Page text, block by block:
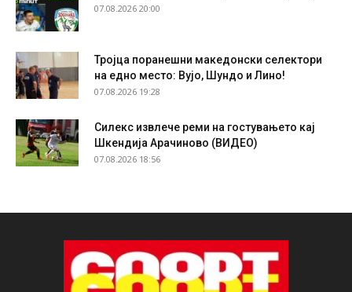
07.08.2026 20:00
Тројца поранешни македонски селектори
на едно место: Вујо, Шундо и Лино!
07.08.2026 19:28
Силекс извлече реми на гостувањето кај
Шкендија Арачиново (ВИДЕО)
07.08.2026 18:56